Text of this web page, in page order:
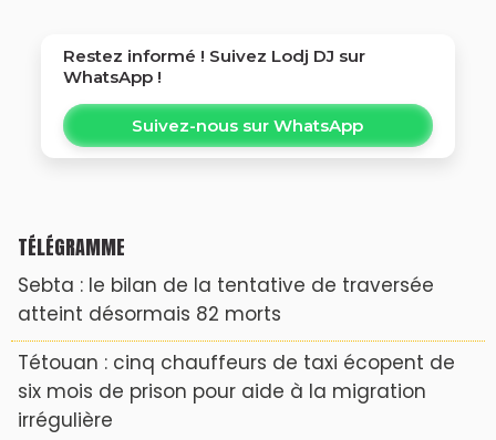
Restez informé ! Suivez Lodj DJ sur
WhatsApp !
Suivez-nous sur WhatsApp
TÉLÉGRAMME
Sebta : le bilan de la tentative de traversée
atteint désormais 82 morts
Tétouan : cinq chauffeurs de taxi écopent de
six mois de prison pour aide à la migration
irrégulière